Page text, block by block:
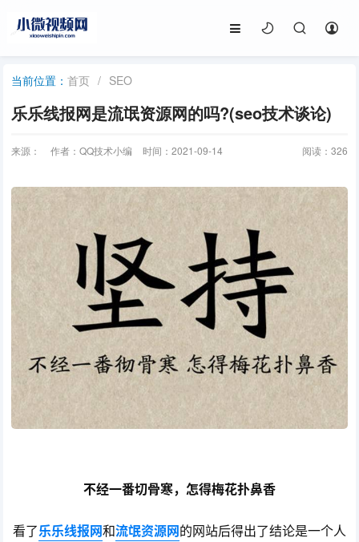
当前位置：首页 / SEO
乐乐线报网是流氓资源网的吗?(seo技术谈论)
来源： 作者：QQ技术小编 时间：2021-09-14 阅读： 326
不经一番切骨寒，怎得梅花扑鼻香
看了乐乐线报网和流氓资源网的网站后得出了结论是一个人